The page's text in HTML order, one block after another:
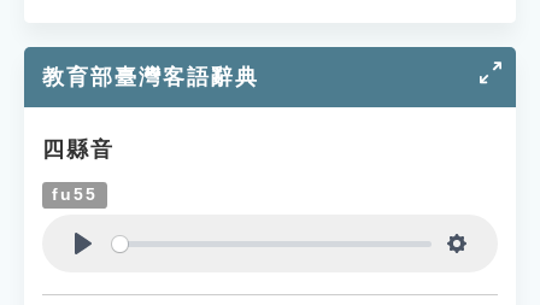
教育部臺灣客語辭典
四縣音
fu55